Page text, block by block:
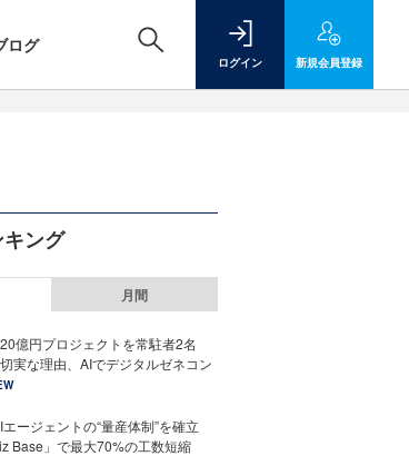
ログ
ログイン 新規会員登録
ング
月間
億円プロジェクトを常駐者2名
実な理由、AIでデジタルゼネコン
ージェントの“量産体制”を確立
Base」で最大70%の工数短縮